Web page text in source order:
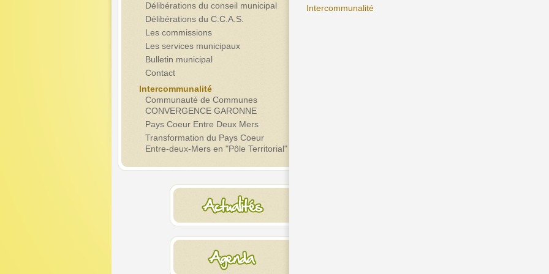
Délibérations du conseil municipal
Délibérations du C.C.A.S.
Les commissions
Les services municipaux
Bulletin municipal
Contact
Intercommunalité
Communauté de Communes
CONVERGENCE GARONNE
Pays Coeur Entre Deux Mers
Transformation du Pays Coeur
Entre-deux-Mers en "Pôle Territorial"
Intercommunalité